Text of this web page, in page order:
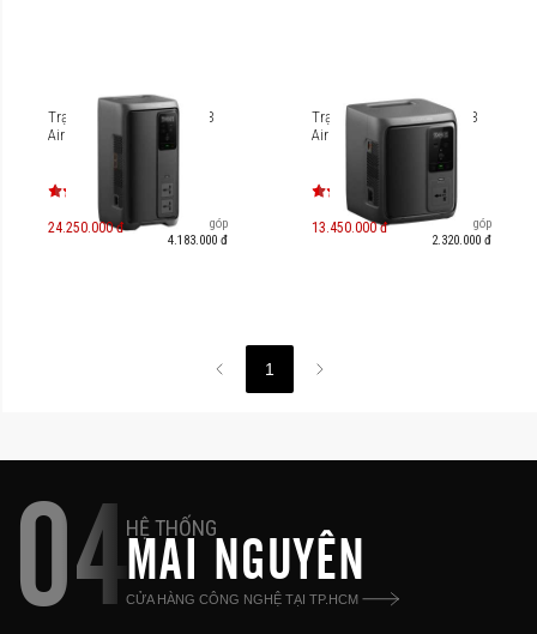
Trạm sạc EcoFlow DELTA 3
Air 2000 (10ms UPS)
24.250.000 đ
Trả góp
4.183.000 đ
Trạm sạc EcoFlow DELTA 3
Air 1000 (10ms UPS)
13.450.000 đ
Trả góp
2.320.000 đ
1
04HỆ THỐNG
MAI NGUYÊN
CỬA HÀNG CÔNG NGHỆ TẠI TP.HCM